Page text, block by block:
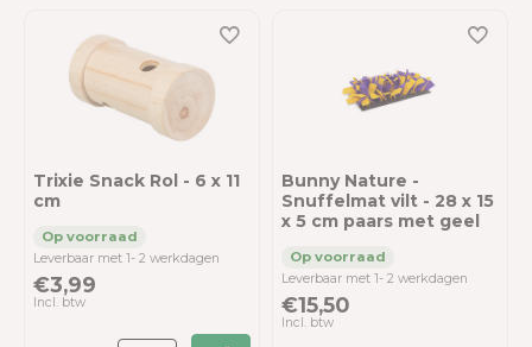
Trixie Snack Rol - 6 x 11
cm
Leverbaar met 1- 2 werkdagen
€3,99
Incl. btw
Bunny Nature -
Snuffelmat vilt - 28 x 15
x 5 cm paars met geel
Leverbaar met 1- 2 werkdagen
€15,50
Incl. btw